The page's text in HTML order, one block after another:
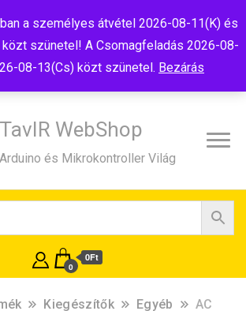
a személyes átvétel 2026-08-11(K) és
szünetel! A Csomagfeladás 2026-08-
08-13(Cs) közt szünetel. Bezárás
TavIR WebShop
Arduino és Mikrokontroller Világ
0
0Ft
Kiegészítők Egyéb
AC